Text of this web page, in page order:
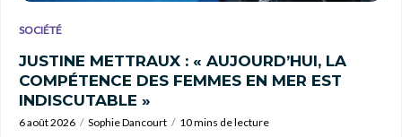
SOCIÉTÉ
JUSTINE METTRAUX : « AUJOURD’HUI, LA
COMPÉTENCE DES FEMMES EN MER EST
INDISCUTABLE »
6 août 2026 Sophie Dancourt 10 mins de lecture